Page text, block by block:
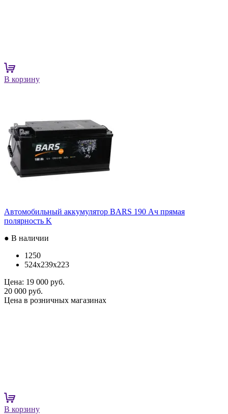
В корзину
Автомобильный аккумулятор BARS 190 Ач прямая
полярность K
● В наличии
1250
524x239x223
Цена: 19 000 руб.
20 000 руб.
Цена в розничных магазинах
В корзину